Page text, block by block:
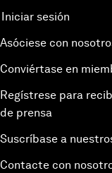
Iniciar sesión
Asóciese con
Conviértase en
Regístrese para
de prensa
Suscríbase a
Contacte con